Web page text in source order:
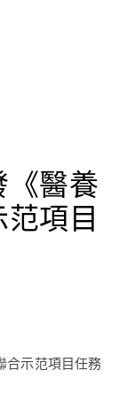
醫養
項目
示范項目任務
0